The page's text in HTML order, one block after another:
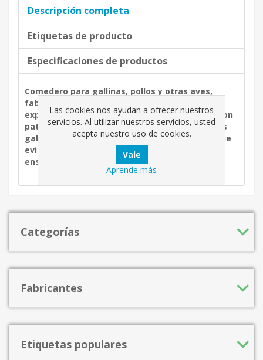
Descripción completa
Etiquetas de producto
Especificaciones de productos
Comedero para gallinas, pollos y otras aves,
fabricado en galvanizada resistente en su
exposición en el exterior, también disponible con
patas y soportes, para facilitar el acceso de las
gallinas al pienso, dispone de malla abatible que
evita que las gallinas se puedan posar en el y
ensuciar el pienso.
Categorías
Fabricantes
Etiquetas populares
Las cookies nos ayudan a ofrecer nuestros
servicios. Al utilizar nuestros servicios, usted
acepta nuestro uso de cookies.
Aprende más